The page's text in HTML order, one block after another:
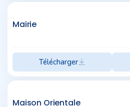
Mairie
Télécharger
Maison Orientale